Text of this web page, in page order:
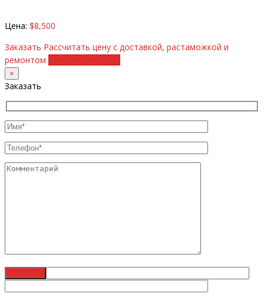
Цена: $8,500
Заказать Рассчитать цену с доставкой, растаможкой и
ремонтом
×
Заказать